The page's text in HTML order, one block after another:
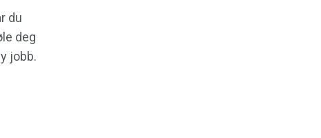
du
deg
jobb.